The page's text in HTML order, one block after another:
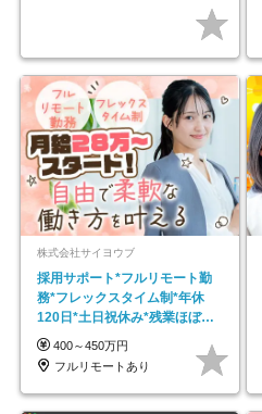
株式会社サイヨウブ
採用サポート*フルリモート勤
務*フレックスタイム制*年休
120日*土日祝休み*残業ほぼな
し*育児中社員8割以上
400～450万円
フルリモートあり